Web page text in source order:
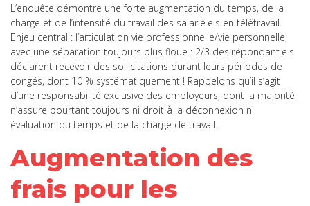
L’enquête démontre une forte augmentation du temps, de la
charge et de l’intensité du travail des salarié.e.s en télétravail.
Enjeu central : l’articulation vie professionnelle/vie personnelle,
avec une séparation toujours plus floue : 2/3 des répondant.e.s
déclarent recevoir des sollicitations durant leurs périodes de
congés, dont 10 % systématiquement ! Rappelons qu’il s’agit
d’une responsabilité exclusive des employeurs, dont la majorité
n’assure pourtant toujours ni droit à la déconnexion ni
évaluation du temps et de la charge de travail.
Augmentation des
frais pour les